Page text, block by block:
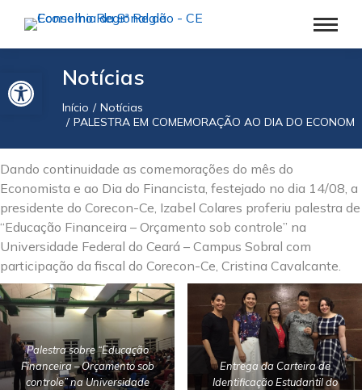
Barra de Ferramentas AbertaNotícias
Você está aqui:
Início
Notícias
PALESTRA EM COMEMORAÇÃO AO DIA DO
Dando continuidade as comemorações do mês do
Economista e ao Dia do Financista, festejado no dia 14/08, a
presidente do Corecon-Ce, Izabel Colares proferiu palestra de
“Educação Financeira – Orçamento sob controle” na
Universidade Federal do Ceará – Campus Sobral com
participação da fiscal do Corecon-Ce, Cristina Cavalcante.
Palestra sobre “Educação
Financeira – Orçamento sob
controle” na Universidade
Entrega da Carteira de
Identificação Estudantil do